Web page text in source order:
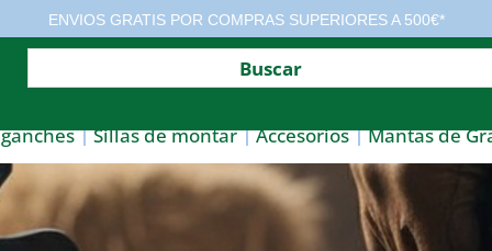
ENVIOS GRATIS POR COMPRAS SUPERIORES A 500€*
Sillas de montar Accesorios Mantas de